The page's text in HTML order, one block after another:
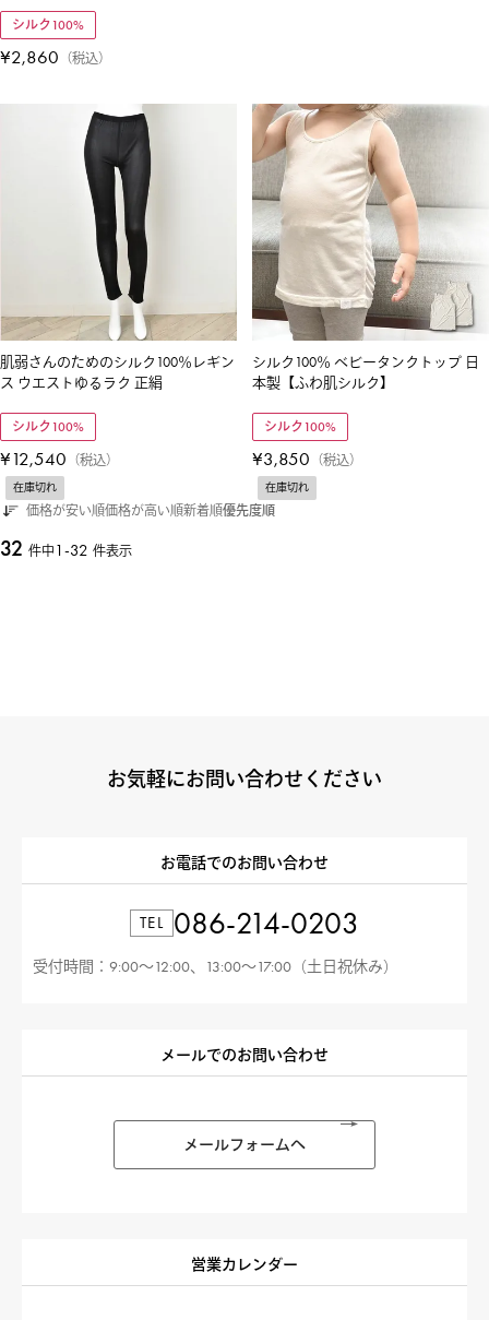
シルク100%
¥2,860 税込
肌弱さんのためのシルク100％レギン
ス ウエストゆるラク 正絹
シルク100%
¥12,540 税込
在庫切れ
シルク100％ ベビータンクトップ 日
本製【ふわ肌シルク】
シルク100%
¥3,850 税込
在庫切れ
価格が安い順価格が高い順新着順優先度順
32 件中 1-32 件表示
お気軽にお問い合わせください
お電話でのお問い合わせ
TEL 086-214-0203
受付時間：9:00〜12:00、13:00〜17:00（土日祝休み）
メールでのお問い合わせ
メールフォームへ
営業カレンダー